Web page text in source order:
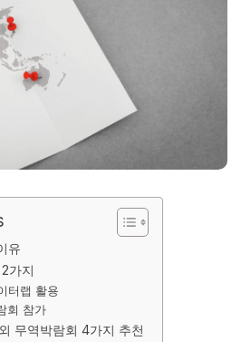
유
가지
터랩 활용
회 참가
무역박람회 4가지 추천